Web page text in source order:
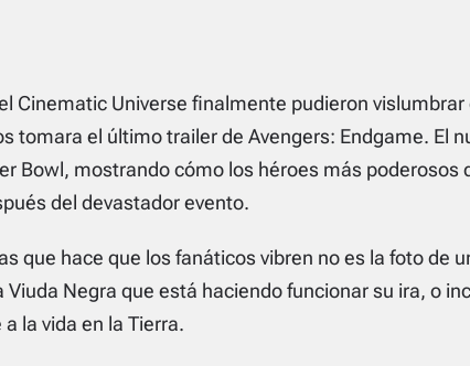
Cinematic Universe finalmente pudieron vislumbrar
tomara el último trailer de Avengers: Endgame. El
Bowl, mostrando cómo los héroes más poderosos
del devastador evento.
que hace que los fanáticos vibren no es la foto de
Viuda Negra que está haciendo funcionar su ira, o
la vida en la Tierra.